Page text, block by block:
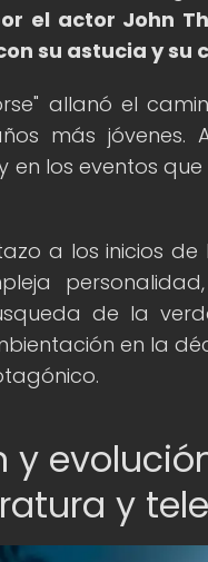
el actor John
su astucia y su
allanó el
más jóvenes.
en los eventos
a los inicios
de la
en la
y
y